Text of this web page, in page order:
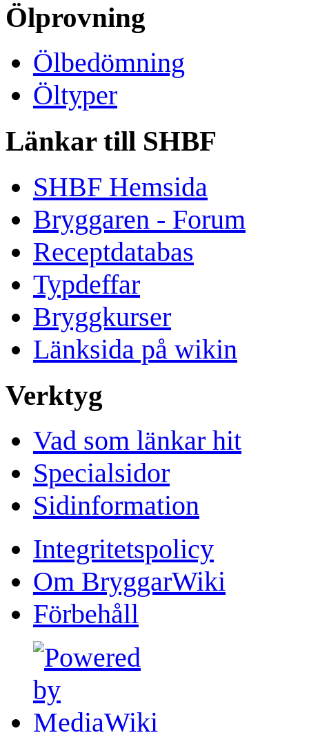
Ölprovning
Ölbedömning
Öltyper
Länkar till SHBF
SHBF Hemsida
Bryggaren - Forum
Receptdatabas
Typdeffar
Bryggkurser
Länksida på wikin
Verktyg
Vad som länkar hit
Specialsidor
Sidinformation
Integritetspolicy
Om BryggarWiki
Förbehåll